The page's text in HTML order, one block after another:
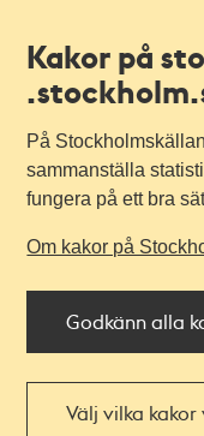
Kakor på
På
sammanställa
fungera på ett bra
Om kakor på
Godkänn alla
Välj vilka